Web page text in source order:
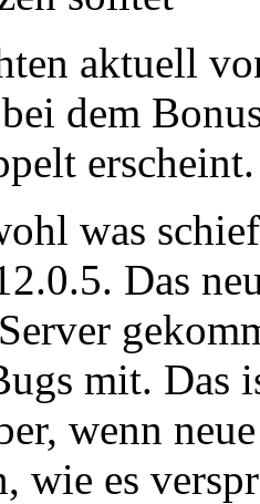
aktuell
dem
erscheint.
was
Das
mit.
wenn
wie es